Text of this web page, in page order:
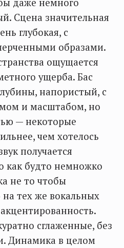
Сцена значительная
глубокая, с
образами.
ощущается
ущерба. Бас
напористый, с
и масштабом, но
— некоторые
чем хотелось
получается
как будто немножко
не то чтобы
тех же вокальных
сглаженные, без
Динамика в целом